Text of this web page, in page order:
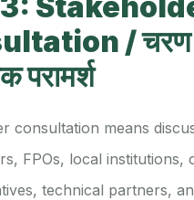
/
परामर्श
consultation means
FPOs, local institutions,
technical partners,